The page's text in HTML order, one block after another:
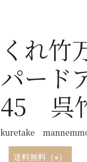
くれ竹
パード
45 呉
kuretake
送料無料（※）